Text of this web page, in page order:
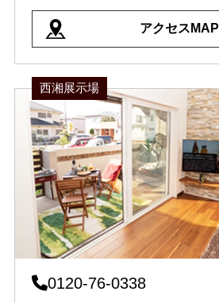
アクセスMAP
西湘展示場
0120-76-0338